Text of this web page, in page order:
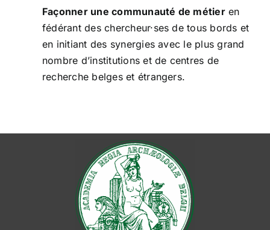
Façonner une communauté de métieren
fédérant des chercheur·ses de tous bords et
en initiant des synergies avec le plus grand
nombre d’institutions et de centres de
recherche belges et étrangers.